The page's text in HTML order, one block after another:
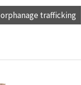
orphanage trafficking